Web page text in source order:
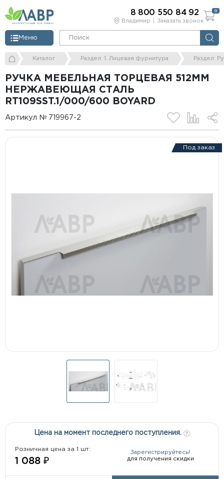
Владимир Заказать звонок
Меню
8 800 550 84 92 0
Каталог Раздел: 1. Лицевая фурнитура Раздел:
РУЧКА МЕБЕЛЬНАЯ ТОРЦЕВАЯ 512ММ
НЕРЖАВЕЮЩАЯ СТАЛЬ
RT109SST.1/000/600 BOYARD
Артикул № 719967-2
Под заказ
Цена на момент последнего поступления.
Розничная цена за 1 шт:
1 088 ₽
Зарегистрируйтесь!
для получения скидки